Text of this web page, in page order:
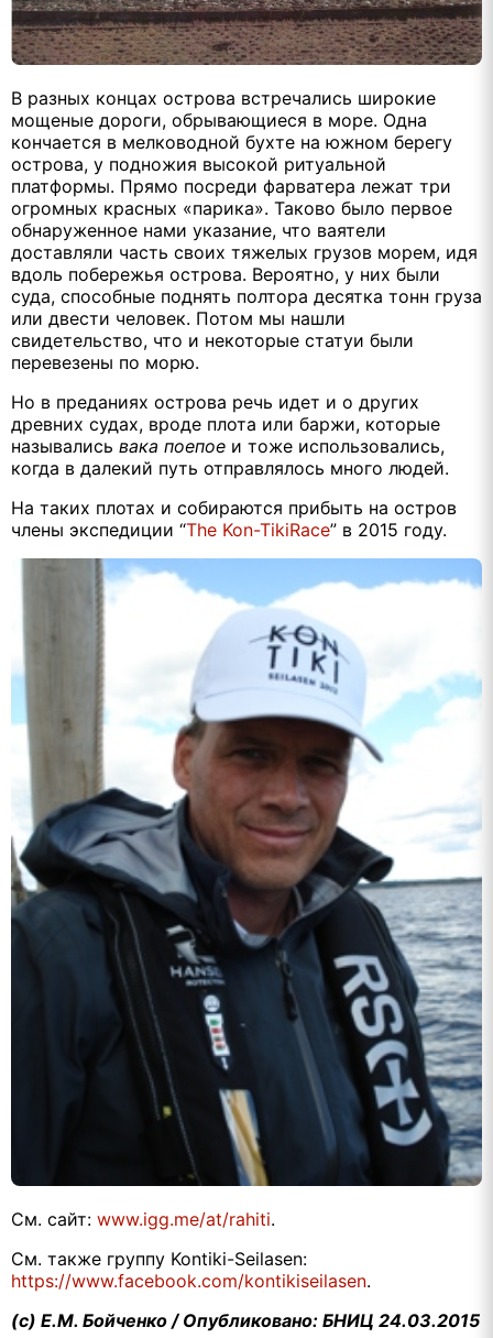
В разных концах острова встречались широкие
мощеные дороги, обрывающиеся в море. Одна
кончается в мелководной бухте на южном берегу
острова, у подножия высокой ритуальной
платформы. Прямо посреди фарватера лежат три
огромных красных «парика». Таково было первое
обнаруженное нами указание, что ваятели
доставляли часть своих тяжелых грузов морем, идя
вдоль побережья острова. Вероятно, у них были
суда, способные поднять полтора десятка тонн груза
или двести человек. Потом мы нашли
свидетельство, что и некоторые статуи были
перевезены по морю.
Но в преданиях острова речь идет и о других
древних судах, вроде плота или баржи, которые
назывались вака поепое и тоже использовались,
когда в далекий путь отправлялось много людей.
На таких плотах и собираются прибыть на остров
члены экспедиции “The Kon-TikiRace” в 2015 году.
См. сайт: www.igg.me/at/rahiti.
См. также группу Kontiki-Seilasen:
https://www.facebook.com/kontikiseilasen.
(с) Е.М. Бойченко / Опубликовано: БНИЦ 24.03.2015